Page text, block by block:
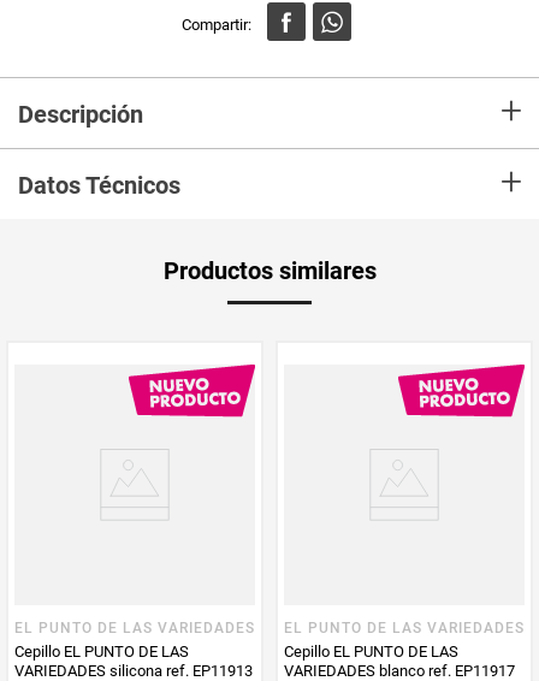
Descripción +
Datos Técnicos +
Productos similares
EL PUNTO DE LAS VARIEDADES
Cepillo EL PUNTO DE LAS
VARIEDADES silicona ref. EP11913
EL PUNTO DE LAS VARIEDADES
Cepillo EL PUNTO DE LAS
VARIEDADES blanco ref. EP11917